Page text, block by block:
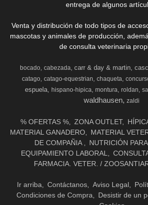
entrega de algunos
Venta y distribución de todo tipos de
mascotas y animales de producción,
de consulta veterinaria
bocado cabezada carr & day & martin
catago catago-equestrian chaqueta
espuela
hispano-hipica montura roldan
waldhausen zaldi
% OFERTAS % ZONA OUTLET
MATERIAL GANADERO
MATERIAL
DE COMPAÑIA
NUTRICIÓN
EQUIPAMIENTO LABORAL
FARMACIA. VETER. /
Ir arriba Contáctanos Aviso Legal
Condiciones de Compra
Desistir de un